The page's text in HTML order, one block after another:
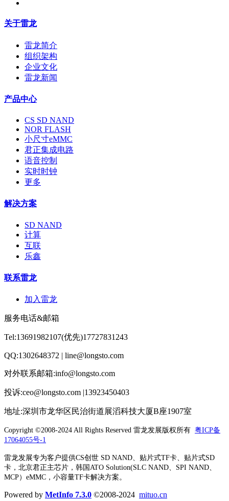
关于雷龙
雷龙简介
组织架构
企业文化
雷龙新闻
产品中心
CS SD NAND
NOR FLASH
小尺寸eMMC
君正集成电路
语音控制
实时时钟
更多
解决方案
SD NAND
计算
互联
乐鑫
联系雷龙
加入雷龙
服务电话&邮箱
Tel:13691982107(优先)17727831243
QQ:1302648372 | line@longsto.com
对外联系邮箱:info@longsto.com
投诉:ceo@longsto.com |13923450403
地址:深圳市龙华区民治街道展滔科技大厦B座1907室
Copyright ©2008-2024 All Rights Reserved 雷龙发展版权所有 粤ICP备
17064055号-1
雷龙发展专为客户提供CS创世 SD NAND、贴片式TF卡、贴片式SD
卡，北京君正主芯片，韩国ATO Solution(SLC NAND、SPI NAND、
MCP）eMMC，小容量TF卡解决方案。
Powered by MetInfo 7.3.0 ©2008-2024 mituo.cn